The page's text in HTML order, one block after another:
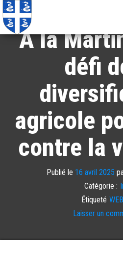
A la
défi
agricole
contre la
Publié le 16 avril 2025
Catégorie :
Étiqueté
Laisser un